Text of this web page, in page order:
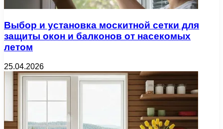
Выбор и установка москитной сетки для
защиты окон и балконов от насекомых
летом
25.04.2026